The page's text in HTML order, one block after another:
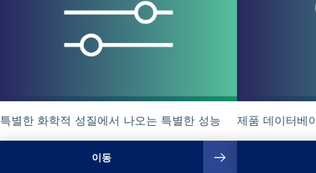
특별한 화학적 성질에서 나오는 특별한 성능
이동
제품 데이터베